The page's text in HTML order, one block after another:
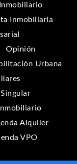
Inmobiliaria
Opinión
Urbana
Singular
Alquiler
VPO